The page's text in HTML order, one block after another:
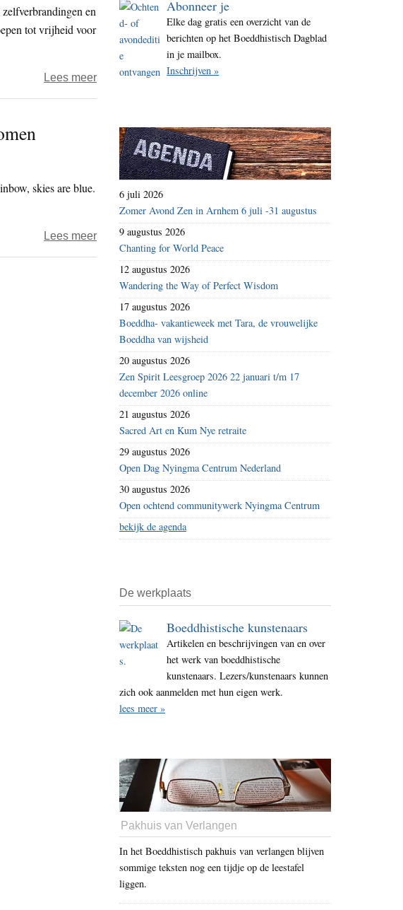
i
t
en
tot vrijheid voor
Lees meerover
Tibetanen
steken
brand
in
Ngaba’
skies are blue.
Lees meerover
2017
tweehonderdennegenentachtigste
omgekomen
Abonneer je
Elke dag gratis een overzicht van de
berichten op het Boeddhistisch Dagblad
in je mailbox.
Inschrijven »
6 juli 2026
Zomer Avond Zen in Arnhem 6 juli -31 augustus
9 augustus 2026
Chanting for World Peace
12 augustus 2026
Wandering the Way of Perfect Wisdom
17 augustus 2026
Boeddha- vakantieweek met Tara, de vrouwelijke
Boeddha van wijsheid
20 augustus 2026
Zen Spirit Leesgroep 2026 22 januari t/m 17
december 2026 online
21 augustus 2026
Sacred Art en Kum Nye retraite
29 augustus 2026
Open Dag Nyingma Centrum Nederland
30 augustus 2026
Open ochtend communitywerk Nyingma Centrum
bekijk de agenda
De werkplaats
Boeddhistische kunstenaars
Artikelen en beschrijvingen van en over
het werk van boeddhistische
kunstenaars. Lezers/kunstenaars kunnen
zich ook aanmelden met hun eigen werk.
lees meer »
Pakhuis van Verlangen
In het Boeddhistisch pakhuis van verlangen blijven
sommige teksten nog een tijdje op de leestafel
liggen.